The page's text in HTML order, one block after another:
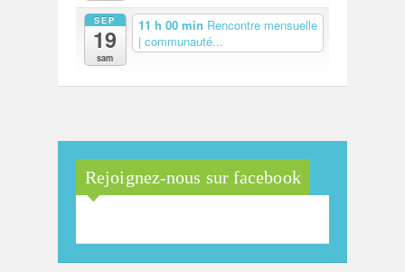
SEP
19
sam
11 h 00 min Rencontre mensuelle
| communauté...
Rejoignez-nous sur facebook